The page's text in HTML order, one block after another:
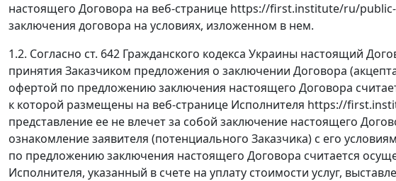
настоящего Договора на веб-странице https://first.institute/ru/
заключения договора на условиях, изложенном в нем.
1.2. Согласно ст. 642 Гражданского кодекса Украины настоящий
принятия Заказчиком предложения о заключении Договора
офертой по предложению заключения настоящего Договора
к которой размещены на веб-странице Исполнителя https://
представление ее не влечет за собой заключение настоящего
ознакомление заявителя (потенциального Заказчика) с его
по предложению заключения настоящего Договора считается
Исполнителя, указанный в счете на уплату стоимости услуг,